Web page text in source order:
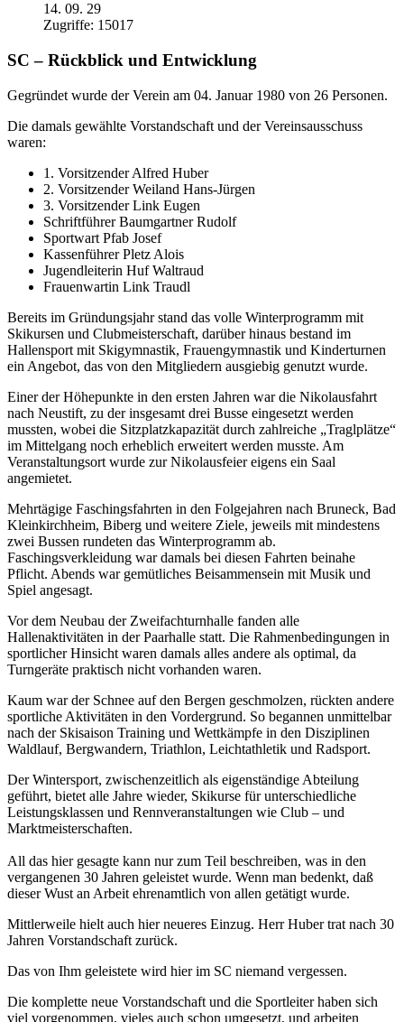
14. 09. 29
Zugriffe: 15017
SC – Rückblick und Entwicklung
Gegründet wurde der Verein am 04. Januar 1980 von 26 Personen.
Die damals gewählte Vorstandschaft und der Vereinsausschuss
waren:
1. Vorsitzender Alfred Huber
2. Vorsitzender Weiland Hans-Jürgen
3. Vorsitzender Link Eugen
Schriftführer Baumgartner Rudolf
Sportwart Pfab Josef
Kassenführer Pletz Alois
Jugendleiterin Huf Waltraud
Frauenwartin Link Traudl
Bereits im Gründungsjahr stand das volle Winterprogramm mit
Skikursen und Clubmeisterschaft, darüber hinaus bestand im
Hallensport mit Skigymnastik, Frauengymnastik und Kinderturnen
ein Angebot, das von den Mitgliedern ausgiebig genutzt wurde.
Einer der Höhepunkte in den ersten Jahren war die Nikolausfahrt
nach Neustift, zu der insgesamt drei Busse eingesetzt werden
mussten, wobei die Sitzplatzkapazität durch zahlreiche „Traglplätze“
im Mittelgang noch erheblich erweitert werden musste. Am
Veranstaltungsort wurde zur Nikolausfeier eigens ein Saal
angemietet.
Mehrtägige Faschingsfahrten in den Folgejahren nach Bruneck, Bad
Kleinkirchheim, Biberg und weitere Ziele, jeweils mit mindestens
zwei Bussen rundeten das Winterprogramm ab.
Faschingsverkleidung war damals bei diesen Fahrten beinahe
Pflicht. Abends war gemütliches Beisammensein mit Musik und
Spiel angesagt.
Vor dem Neubau der Zweifachturnhalle fanden alle
Hallenaktivitäten in der Paarhalle statt. Die Rahmenbedingungen in
sportlicher Hinsicht waren damals alles andere als optimal, da
Turngeräte praktisch nicht vorhanden waren.
Kaum war der Schnee auf den Bergen geschmolzen, rückten andere
sportliche Aktivitäten in den Vordergrund. So begannen unmittelbar
nach der Skisaison Training und Wettkämpfe in den Disziplinen
Waldlauf, Bergwandern, Triathlon, Leichtathletik und Radsport.
Der Wintersport, zwischenzeitlich als eigenständige Abteilung
geführt, bietet alle Jahre wieder, Skikurse für unterschiedliche
Leistungsklassen und Rennveranstaltungen wie Club – und
Marktmeisterschaften.
All das hier gesagte kann nur zum Teil beschreiben, was in den
vergangenen 30 Jahren geleistet wurde. Wenn man bedenkt, daß
dieser Wust an Arbeit ehrenamtlich von allen getätigt wurde.
Mittlerweile hielt auch hier neueres Einzug. Herr Huber trat nach 30
Jahren Vorstandschaft zurück.
Das von Ihm geleistete wird hier im SC niemand vergessen.
Die komplette neue Vorstandschaft und die Sportleiter haben sich
viel vorgenommen, vieles auch schon umgesetzt, und arbeiten